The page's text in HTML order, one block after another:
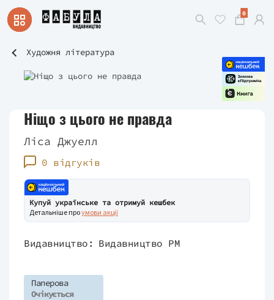
0
Художня література
Ніщо з цього не правда
Ліса Джуелл
0 відгуків
Купуй українське та отримуй кешбек
Детальніше проумови акції
Видавництво: Видавництво РМ
Паперова
Очікується